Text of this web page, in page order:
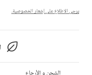
يرجى الاطلاع على إشعار الخصوصية.
الشحن و الأرجاع